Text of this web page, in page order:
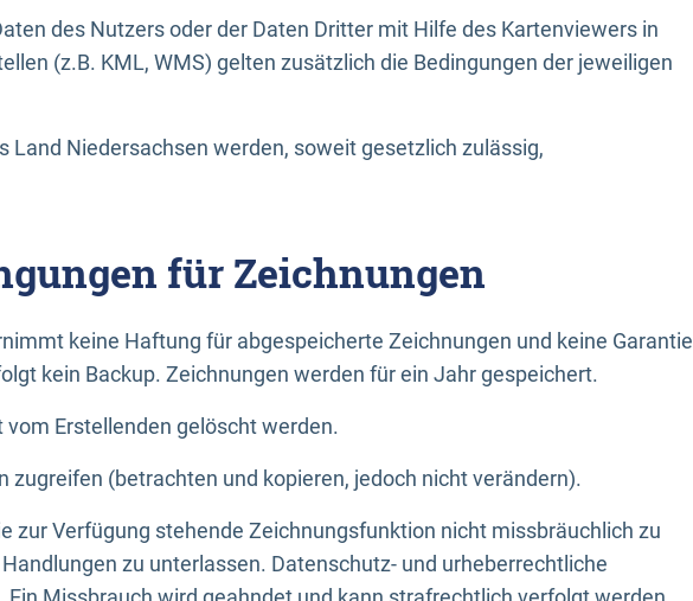
des Nutzers oder der Daten Dritter mit Hilfe des Kartenviewers in
(z.B. KML, WMS) gelten zusätzlich die Bedingungen der jeweiligen
Land Niedersachsen werden, soweit gesetzlich zulässig,
für Zeichnungen
keine Haftung für abgespeicherte Zeichnungen und keine Garantie
kein Backup. Zeichnungen werden für ein Jahr gespeichert.
Erstellenden gelöscht werden.
zugreifen (betrachten und kopieren, jedoch nicht verändern).
zur Verfügung stehende Zeichnungsfunktion nicht missbräuchlich zu
zu unterlassen. Datenschutz- und urheberrechtliche